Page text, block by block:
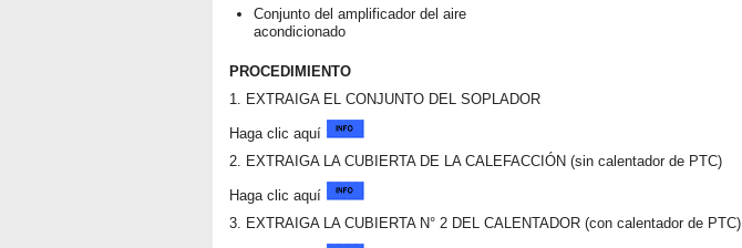
Conjunto del amplificador del aire
acondicionado
PROCEDIMIENTO
1. EXTRAIGA EL CONJUNTO DEL SOPLADOR
Haga clic aquí
2. EXTRAIGA LA CUBIERTA DE LA CALEFACCIÓN (sin calentador de PTC)
Haga clic aquí
3. EXTRAIGA LA CUBIERTA N° 2 DEL CALENTADOR (con calentador de PTC)